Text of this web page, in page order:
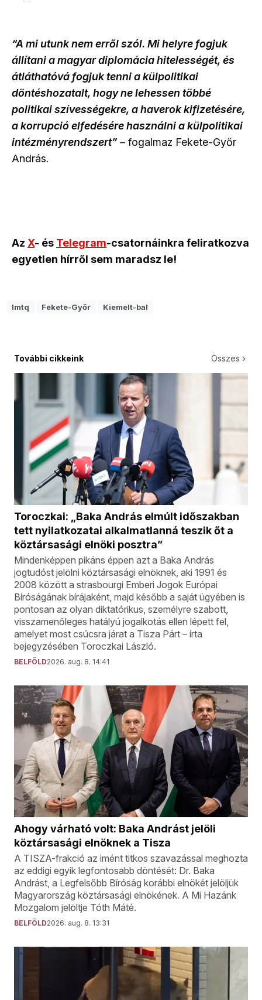
“A mi utunk nem erről szól. Mi helyre fogjuk
állítani a magyar diplomácia hitelességét, és
átláthatóvá fogjuk tenni a külpolitikai
döntéshozatalt, hogy ne lehessen többé
politikai szívességekre, a haverok kifizetésére,
a korrupció elfedésére használni a külpolitikai
intézményrendszert”– fogalmaz Fekete-Győr
András.
Az X- és Telegram-csatornáinkra feliratkozva
egyetlen hírről sem maradsz le!
lmtq Fekete-Győr Kiemelt-bal
További cikkeink Összes
Toroczkai: „Baka András elmúlt időszakban
tett nyilatkozatai alkalmatlanná teszik őt a
köztársasági elnöki posztra”
Mindenképpen pikáns éppen azt a Baka András
jogtudóst jelölni köztársasági elnöknek, aki 1991 és
2008 között a strasbourgi Emberi Jogok Európai
Bíróságának bírájaként, majd később a saját ügyében is
pontosan az olyan diktatórikus, személyre szabott,
visszamenőleges hatályú jogalkotás ellen lépett fel,
amelyet most csúcsra járat a Tisza Párt – írta
bejegyzésében Toroczkai László.
BELFÖLD2026. aug. 8. 14:41
Ahogy várható volt: Baka Andrást jelöli
köztársasági elnöknek a Tisza
A TISZA-frakció az imént titkos szavazással meghozta
az eddigi egyik legfontosabb döntését: Dr. Baka
Andrást, a Legfelsőbb Bíróság korábbi elnökét jelöljük
Magyarország köztársasági elnökének. A Mi Hazánk
Mozgalom jelöltje Tóth Máté.
BELFÖLD2026. aug. 8. 13:31